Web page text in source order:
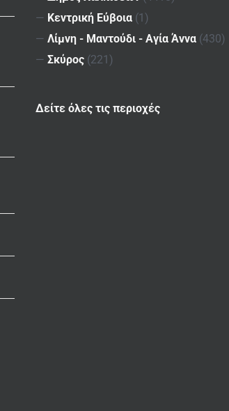
— Κεντρική Εύβοια (1)
— Λίμνη - Μαντούδι - Αγία Άννα (430)
— Σκύρος (221)
Δείτε όλες τις περιοχές